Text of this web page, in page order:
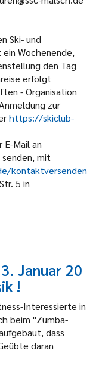
Ski- und
Wochenende,
den Tag
erfolgt
- Organisation
zur
https://skiclub-
Mail an
mit
kontaktversenden
5 in
Januar 20
!
Interessierte in
beim "Zumba-
dass
daran